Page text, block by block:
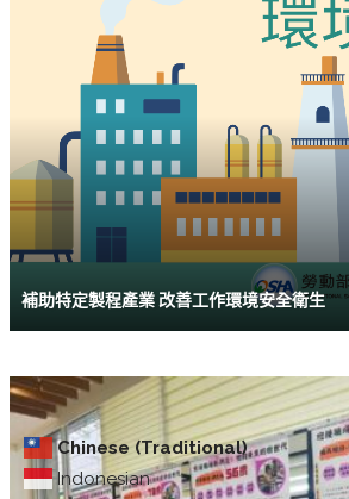
Chinese (Traditional)
Indonesian
補助特定製程產業 改善工作環境安全衛生